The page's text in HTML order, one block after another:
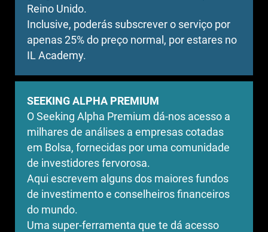
Reino Unido.
Inclusive, poderás subscrever o serviço por
apenas 25% do preço normal, por estares no
IL Academy.
SEEKING ALPHA PREMIUM
O Seeking Alpha Premium dá-nos acesso a
milhares de análises a empresas cotadas
em Bolsa, fornecidas por uma comunidade
de investidores fervorosa.
Aqui escrevem alguns dos maiores fundos
de investimento e conselheiros financeiros
do mundo.
Uma super-ferramenta que te dá acesso